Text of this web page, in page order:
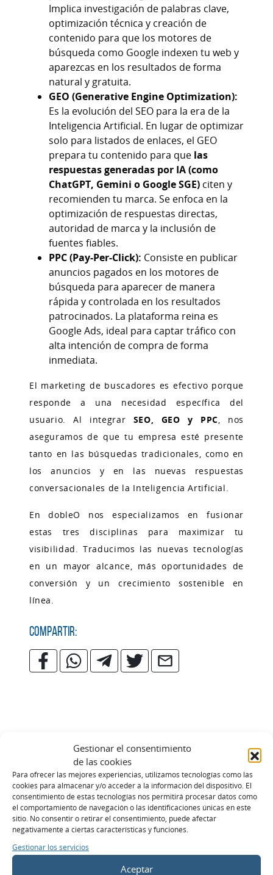
Gestionar el consentimiento
de las cookies
Para ofrecer las mejores experiencias, utilizamos tecnologías como las
cookies para almacenar y/o acceder a la información del dispositivo. El
consentimiento de estas tecnologías nos permitirá procesar datos como
el comportamiento de navegación o las identificaciones únicas en este
sitio. No consentir o retirar el consentimiento, puede afectar
negativamente a ciertas características y funciones.
Gestionar los servicios
Aceptar
Implica investigación de palabras clave,
optimización técnica y creación de
contenido para que los motores de
búsqueda como Google indexen tu web y
aparezcas en los resultados de forma
natural y gratuita.
GEO (Generative Engine Optimization):
Es la evolución del SEO para la era de la
Inteligencia Artificial. En lugar de optimizar
solo para listados de enlaces, el GEO
prepara tu contenido para que las
respuestas generadas por IA (como
ChatGPT, Gemini o Google SGE) citen y
recomienden tu marca. Se enfoca en la
optimización de respuestas directas,
autoridad de marca y la inclusión de
fuentes fiables.
PPC (Pay-Per-Click): Consiste en publicar
anuncios pagados en los motores de
búsqueda para aparecer de manera
rápida y controlada en los resultados
patrocinados. La plataforma reina es
Google Ads, ideal para captar tráfico con
alta intención de compra de forma
inmediata.
El marketing de buscadores es efectivo porque
responde a una necesidad específica del
usuario. Al integrar SEO, GEO y PPC, nos
aseguramos de que tu empresa esté presente
tanto en las búsquedas tradicionales, como en
los anuncios y en las nuevas respuestas
conversacionales de la Inteligencia Artificial.
En dobleO nos especializamos en fusionar
estas tres disciplinas para maximizar tu
visibilidad. Traducimos las nuevas tecnologías
en un mayor alcance, más oportunidades de
conversión y un crecimiento sostenible en
línea.
Compartir:
¿NECESITAS ESTE SERVICIO?
Servicios
Nombre*